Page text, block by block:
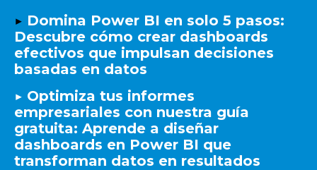
▶️ Domina Power BI en solo 5 pasos:
Descubre cómo crear dashboards
efectivos que impulsan decisiones
basadas en datos
▶️ Optimiza tus informes
empresariales con nuestra guía
gratuita: Aprende a diseñar
dashboards en Power BI que
transforman datos en resultados